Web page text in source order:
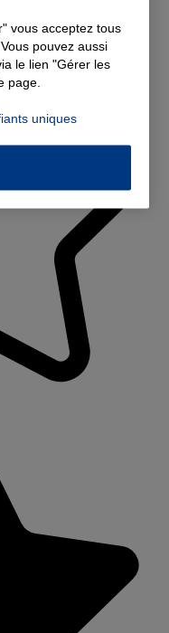
vous acceptez tous
pouvez aussi
le lien "Gérer les
page.
uniques